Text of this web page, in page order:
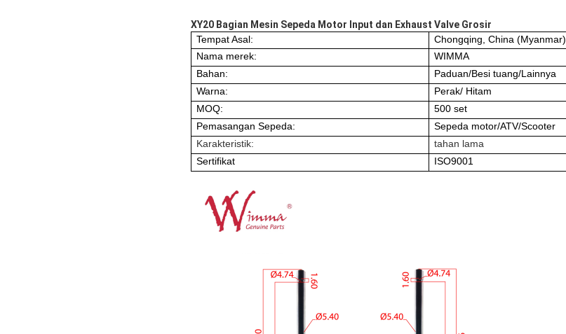
XY20 Bagian Mesin Sepeda Motor Input dan Exhaust Valve Grosir
Tempat Asal:
Chongqing, China (Myanmar)
Nama merek:
WIMMA
Bahan:
Paduan/Besi tuang/Lainnya
Warna:
Perak/ Hitam
MOQ:
500 set
Pemasangan Sepeda:
Sepeda motor/ATV/Scooter
Karakteristik:
tahan lama
Sertifikat
ISO9001